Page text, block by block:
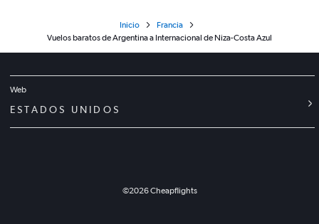
Inicio
Francia
Vuelos baratos de Argentina a Internacional de Niza-Costa Azul
Web
ESTADOS UNIDOS
©2026Cheapflights